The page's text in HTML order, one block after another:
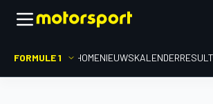
FORMULE 1 HOMENIEUWSKALENDER